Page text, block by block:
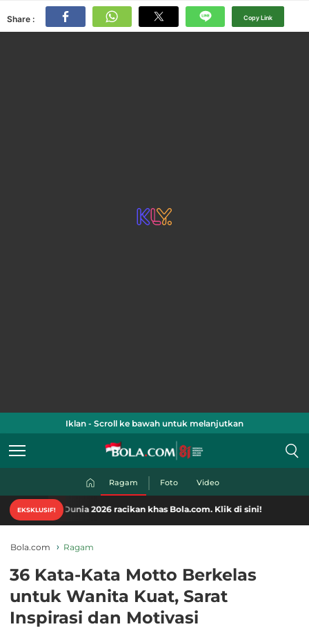
Share : Copy Link
Iklan - Scroll ke bawah untuk melanjutkan
Ragam Foto Video
EKSKLUSIF!
2026 racikan khas Bola.com. Klik di sini!
Bola.com Ragam
36 Kata-Kata Motto Berkelas
untuk Wanita Kuat, Sarat
Inspirasi dan Motivasi